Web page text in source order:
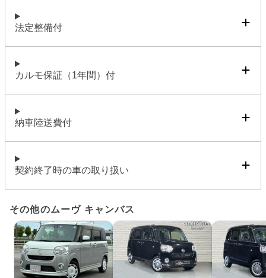
法定整備付
カルモ保証（1年間）付
納車陸送費付
契約終了時の車の取り扱い
その他のムーヴ キャンバス